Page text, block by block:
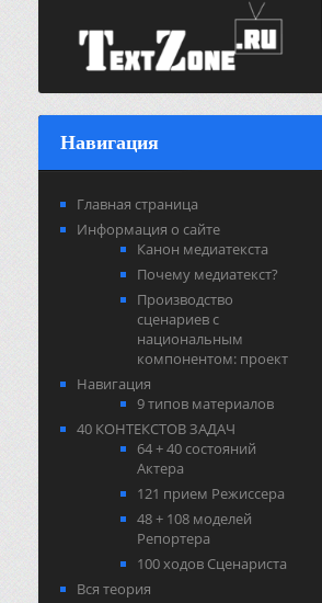
Навигация
Главная страница
Информация о сайте
Канон медиатекста
Почему медиатекст?
Производство
сценариев с
национальным
компонентом: проект
Навигация
9 типов материалов
40 КОНТЕКСТОВ ЗАДАЧ
64 + 40 состояний
Актера
121 прием Режиссера
48 + 108 моделей
Репортера
100 ходов Сценариста
Вся теория